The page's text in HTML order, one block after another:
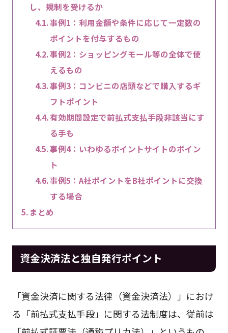
し、規制を受けるか
事例1：利用金額や条件に応じて一定数の
ポイントを付与するもの
事例2：ショッピングモール等の全体で使
えるもの
事例3：コンビニの店頭などで購入するギ
フトポイント
有効期間設定で前払式支払手段非該当にす
る手も
事例4：いわゆるポイントサイトのポイン
ト
事例5：A社ポイントをB社ポイントに交換
する場合
まとめ
資金決済法と独自発行ポイント
「資金決済に関する法律（資金決済法）」におけ
る「前払式支払手段」に関する法制度は、従前は